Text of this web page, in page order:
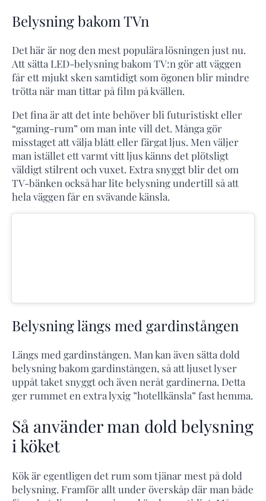
Belysning bakom TVn
Det här är nog den mest populära lösningen just nu.
Att sätta LED-belysning bakom TV:n gör att väggen
får ett mjukt sken samtidigt som ögonen blir mindre
trötta när man tittar på film på kvällen.
Det fina är att det inte behöver bli futuristiskt eller
“gaming-rum” om man inte vill det. Många gör
misstaget att välja blått eller färgat ljus. Men väljer
man istället ett varmt vitt ljus känns det plötsligt
väldigt stilrent och vuxet. Extra snyggt blir det om
TV-bänken också har lite belysning undertill så att
hela väggen får en svävande känsla.
Belysning längs med gardinstången
Längs med gardinstången. Man kan även sätta dold
belysning bakom gardinstången, så att ljuset lyser
uppåt taket snyggt och även neråt gardinerna. Detta
ger rummet en extra lyxig ”hotellkänsla” fast hemma.
Så använder man dold belysning
i köket
Kök är egentligen det rum som tjänar mest på dold
belysning. Framför allt under överskåp där man både